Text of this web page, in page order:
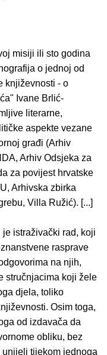
misiji ili sto godina
o jednoj od
književnosti - o
Ivane Brlić-
literarne,
aspekte vezane
građi (Arhiv
Arhiv Odsjeka za
za povijest hrvatske
Arhivska zbirka
Villa Ružić). [...]
istraživački rad, koji
rasprave
na njih,
stručnjacima koji žele
djela, toliko
Osim toga,
od izdavača da
obliku, bez
tijekom jednoga